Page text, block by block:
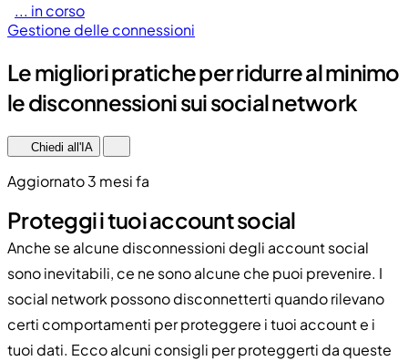
... in corso
Gestione delle connessioni
Le migliori pratiche per ridurre al minimo
le disconnessioni sui social network
Chiedi all'IA
Aggiornato 3 mesi fa
Proteggi i tuoi account social
Anche se alcune disconnessioni degli account social
sono inevitabili, ce ne sono alcune che puoi prevenire. I
social network possono disconnetterti quando rilevano
certi comportamenti per proteggere i tuoi account e i
tuoi dati. Ecco alcuni consigli per proteggerti da queste